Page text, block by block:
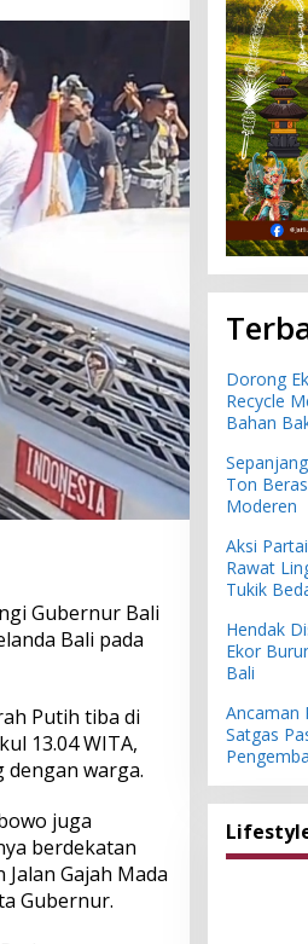
Gubernur Bali
Bali pada
Putih tiba di
13.04 WITA,
dengan warga.
juga
berdekatan
Gajah Mada
Gubernur.
Dorong
Recycle
Bahan
Ton
Moderen
Aksi
Rawat
Tukik
Hendak
Ekor
Bali
Ancaman
Satgas